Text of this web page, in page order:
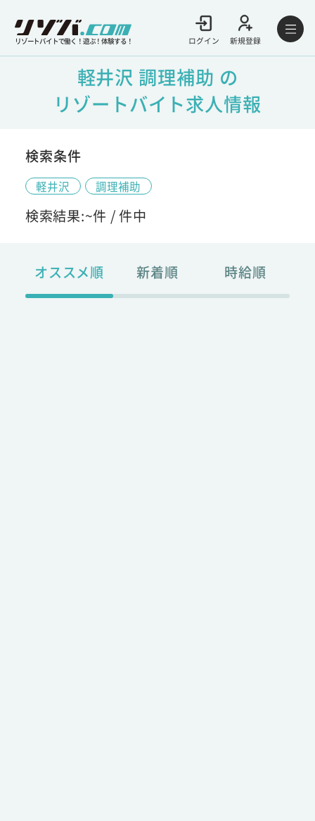
リゾートバイトで働く！遊ぶ！体験する！ ログイン 新規登録
軽井沢 調理補助 の
リゾートバイト求人情報
検索条件
軽井沢 調理補助
検索結果:~件 /件中
オススメ順 新着順 時給順